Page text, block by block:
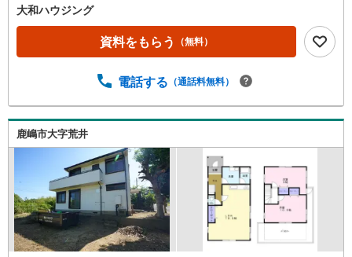
大和ハウジング
資料をもらう （無料）
電話する （通話料無料）
鹿嶋市大字荒井